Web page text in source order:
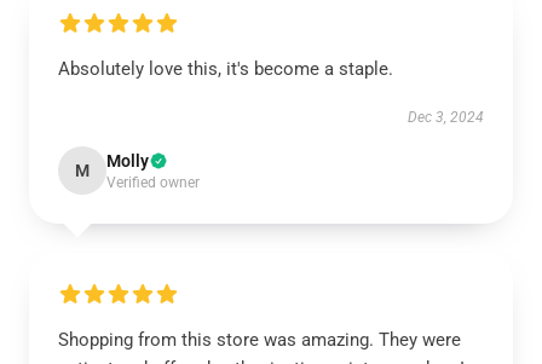
Absolutely love this, it's become a staple.
Dec 3, 2024
M Molly
Verified owner
Shopping from this store was amazing. They were